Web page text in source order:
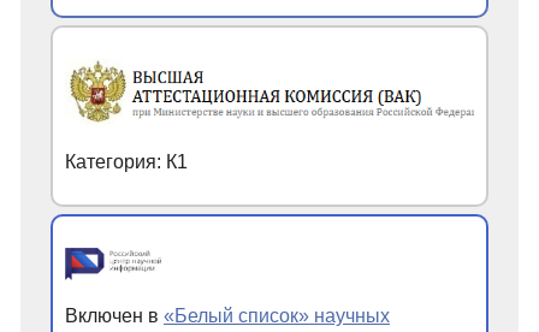
Категория: К1
Включен в «Белый список» научных